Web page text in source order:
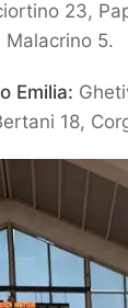
23,
Malacrino 5.
Emilia:
18,